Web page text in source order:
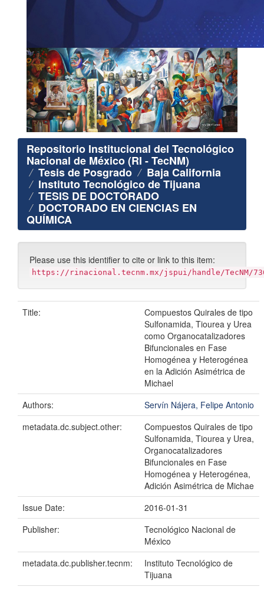
Repositorio Institucional del Tecnológico
Nacional de México (RI - TecNM)
Tesis de Posgrado Baja California
Instituto Tecnológico de Tijuana
TESIS DE DOCTORADO
DOCTORADO EN CIENCIAS EN
QUÍMICA
Please use this identifier to cite or link to this item:
https://rinacional.tecnm.mx/jspui/handle/TecNM/
Title:
Compuestos Quirales de tipo
Sulfonamida, Tiourea y Urea
como Organocatalizadores
Bifuncionales en Fase
Homogénea y Heterogénea
en la Adición Asimétrica de
Michael
Authors:
Servín Nájera, Felipe Antonio
metadata.dc.subject.other:
Compuestos Quirales de tipo
Sulfonamida, Tiourea y Urea,
Organocatalizadores
Bifuncionales en Fase
Homogénea y Heterogénea,
Adición Asimétrica de Michae
Issue Date:
2016-01-31
Publisher:
Tecnológico Nacional de
México
metadata.dc.publisher.tecnm:
Instituto Tecnológico de
Tijuana